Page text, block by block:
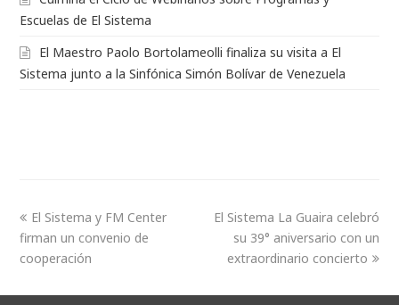
Escuelas de El Sistema
El Maestro Paolo Bortolameolli finaliza su visita a El
Sistema junto a la Sinfónica Simón Bolívar de Venezuela
El Sistema y FM Center
firman un convenio de
cooperación
El Sistema La Guaira celebró
su 39° aniversario con un
extraordinario concierto